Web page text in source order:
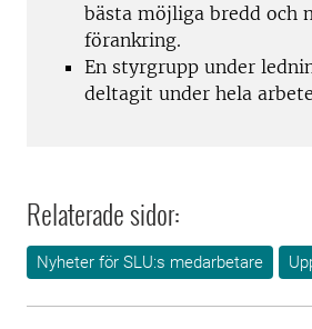
bästa möjliga bredd och
förankring.
En styrgrupp under
deltagit under hela
Relaterade sidor:
Nyheter för SLU:s medarbetare